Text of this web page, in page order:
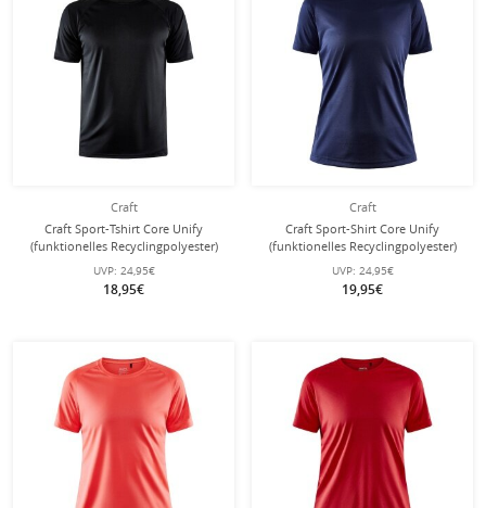
Craft
Craft Sport-Tshirt Core Unify
(funktionelles Recyclingpolyester)
schwarz Herren
UVP: 24,95€
18,95€
Craft
Craft Sport-Shirt Core Unify
(funktionelles Recyclingpolyester)
navyblau Damen
UVP: 24,95€
19,95€